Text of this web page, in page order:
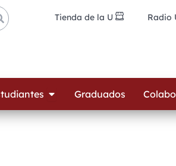
Tienda de la U Radio
AcadémicaOpen Estudiantes
Graduados